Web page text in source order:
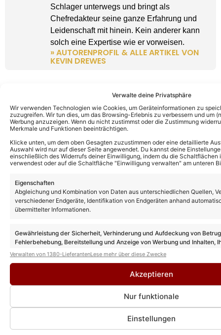
Verwalte deine Privatsphäre
Wir verwenden Technologien wie Cookies, um Geräteinformationen zu
zuzugreifen. Wir tun dies, um das Browsing-Erlebnis zu verbessern und um
Werbung anzuzeigen. Wenn du nicht zustimmst oder die Zustimmung
Merkmale und Funktionen beeinträchtigen.
Klicke unten, um dem oben Gesagten zuzustimmen oder eine detaillierte
Auswahl wird nur auf dieser Seite angewendet. Du kannst deine
einschließlich des Widerrufs deiner Einwilligung, indem du die
verwendest oder auf die Schaltfläche "Einwilligung verwalten" am unteren
Eigenschaften
Abgleichung und Kombination von Daten aus unterschiedlichen Quellen,
verschiedener Endgeräte, Identifikation von Endgeräten anhand
übermittelter Informationen.
Gewährleistung der Sicherheit, Verhinderung und Aufdeckung von
Fehlerbehebung, Bereitstellung und Anzeige von Werbung und Inhalten,
Entscheidungen zum Datenschutz speichern und übermitteln.
Verwalten von 1380-LieferantenLese mehr über diese Zwecke
Akzeptieren
Nur funktionale
Einstellungen
Schlager unterwegs und bringt als
Chefredakteur seine ganze Erfahrung und
Leidenschaft mit hinein. Kein anderer kann
solch eine Expertise wie er vorweisen.
» AUTORENPROFIL & ALLE ARTIKEL VON
KEVIN DREWES
Das könnte Euch auch interessieren:
„Circus meets Schlager“ Tickets und Infos
zur Roncalli-Show mit Ella Endlich